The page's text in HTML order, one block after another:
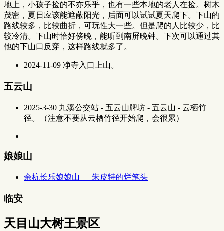
地上，小孩子捡的不亦乐乎，也有一些本地的老人在捡。树木
茂密，夏日应该能遮蔽阳光，后面可以试试夏天爬下。下山的
路线较多，比较曲折，可玩性大一些。但是爬的人比较少，比
较冷清。下山时恰好傍晚，能听到南屏晚钟。下次可以通过其
他的下山口反穿，这样路线就多了。
2024-11-09 净寺入口上山。
五云山
2025-3-30 九溪公交站 - 五云山牌坊 - 五云山 - 云栖竹
径。（注意不要从云栖竹径开始爬，会很累）
娘娘山
余杭长乐娘娘山 — 朱皮特的烂笔头
临安
天目山大树王景区